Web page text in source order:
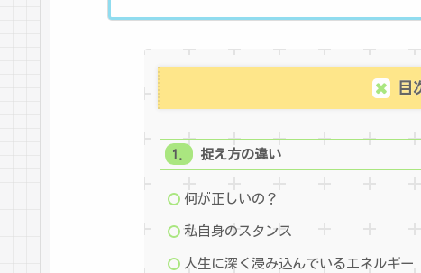
目
捉え方の違い
何が正しいの？
私自身のスタンス
人生に深く浸み込んでいるエネルギー